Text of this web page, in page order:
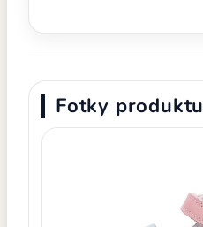
Fotky produktu